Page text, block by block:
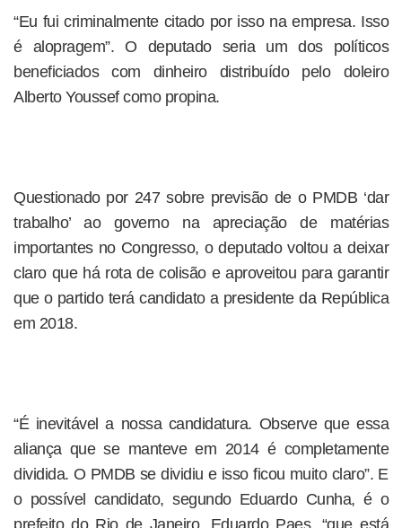
“Eu fui criminalmente citado por isso na empresa. Isso
é alopragem”. O deputado seria um dos políticos
beneficiados com dinheiro distribuído pelo doleiro
Alberto Youssef como propina.
Questionado por 247 sobre previsão de o PMDB ‘dar
trabalho’ ao governo na apreciação de matérias
importantes no Congresso, o deputado voltou a deixar
claro que há rota de colisão e aproveitou para garantir
que o partido terá candidato a presidente da República
em 2018.
“É inevitável a nossa candidatura. Observe que essa
aliança que se manteve em 2014 é completamente
dividida. O PMDB se dividiu e isso ficou muito claro”. E
o possível candidato, segundo Eduardo Cunha, é o
prefeito do Rio de Janeiro, Eduardo Paes, “que está